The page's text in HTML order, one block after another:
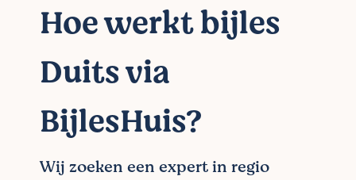
Hoe werkt bijles
Duits via
BijlesHuis?
Wij zoeken een expert in regio